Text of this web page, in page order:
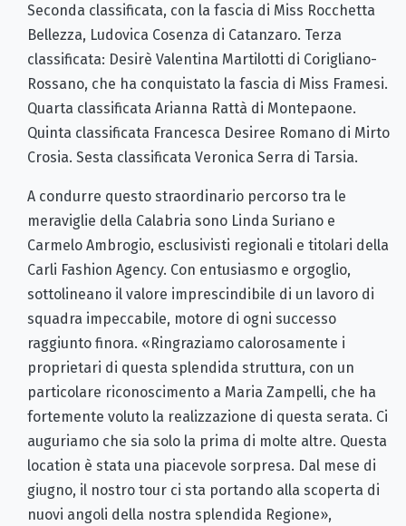
Seconda classificata, con la fascia di Miss Rocchetta
Bellezza, Ludovica Cosenza di Catanzaro. Terza
classificata: Desirè Valentina Martilotti di Corigliano-
Rossano, che ha conquistato la fascia di Miss Framesi.
Quarta classificata Arianna Rattà di Montepaone.
Quinta classificata Francesca Desiree Romano di Mirto
Crosia. Sesta classificata Veronica Serra di Tarsia.
A condurre questo straordinario percorso tra le
meraviglie della Calabria sono Linda Suriano e
Carmelo Ambrogio, esclusivisti regionali e titolari della
Carli Fashion Agency. Con entusiasmo e orgoglio,
sottolineano il valore imprescindibile di un lavoro di
squadra impeccabile, motore di ogni successo
raggiunto finora. «Ringraziamo calorosamente i
proprietari di questa splendida struttura, con un
particolare riconoscimento a Maria Zampelli, che ha
fortemente voluto la realizzazione di questa serata. Ci
auguriamo che sia solo la prima di molte altre. Questa
location è stata una piacevole sorpresa. Dal mese di
giugno, il nostro tour ci sta portando alla scoperta di
nuovi angoli della nostra splendida Regione»,